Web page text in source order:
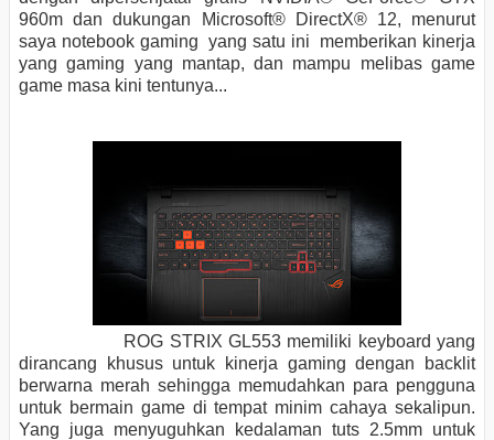
960m dan dukungan
Microsoft® DirectX® 12, menurut
saya notebook gaming yang satu ini memberikan kinerja
yang gaming yang mantap, dan mampu melibas game
game masa kini tentunya...
ROG STRIX GL553 memiliki keyboard yang
dirancang khusus untuk kinerja gaming dengan backlit
berwarna merah sehingga memudahkan para pengguna
untuk bermain game di tempat minim cahaya sekalipun.
Yang juga menyuguhkan kedalaman tuts 2.5mm untuk